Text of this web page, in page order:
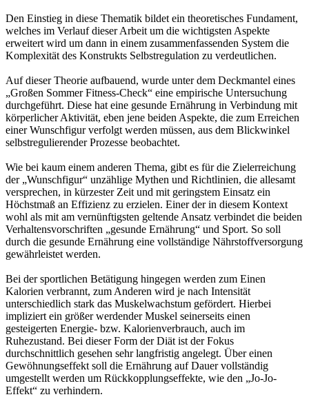
Den Einstieg in diese Thematik bildet ein theoretisches Fundament,
welches im Verlauf dieser Arbeit um die wichtigsten Aspekte
erweitert wird um dann in einem zusammenfassenden System die
Komplexität des Konstrukts Selbstregulation zu verdeutlichen.
Auf dieser Theorie aufbauend, wurde unter dem Deckmantel eines
„Großen Sommer Fitness-Check“ eine empirische Untersuchung
durchgeführt. Diese hat eine gesunde Ernährung in Verbindung mit
körperlicher Aktivität, eben jene beiden Aspekte, die zum Erreichen
einer Wunschfigur verfolgt werden müssen, aus dem Blickwinkel
selbstregulierender Prozesse beobachtet.
Wie bei kaum einem anderen Thema, gibt es für die Zielerreichung
der „Wunschfigur“ unzählige Mythen und Richtlinien, die allesamt
versprechen, in kürzester Zeit und mit geringstem Einsatz ein
Höchstmaß an Effizienz zu erzielen. Einer der in diesem Kontext
wohl als mit am vernünftigsten geltende Ansatz verbindet die beiden
Verhaltensvorschriften „gesunde Ernährung“ und Sport. So soll
durch die gesunde Ernährung eine vollständige Nährstoffversorgung
gewährleistet werden.
Bei der sportlichen Betätigung hingegen werden zum Einen
Kalorien verbrannt, zum Anderen wird je nach Intensität
unterschiedlich stark das Muskelwachstum gefördert. Hierbei
impliziert ein größer werdender Muskel seinerseits einen
gesteigerten Energie- bzw. Kalorienverbrauch, auch im
Ruhezustand. Bei dieser Form der Diät ist der Fokus
durchschnittlich gesehen sehr langfristig angelegt. Über einen
Gewöhnungseffekt soll die Ernährung auf Dauer vollständig
umgestellt werden um Rückkopplungseffekte, wie den „Jo-Jo-
Effekt“ zu verhindern.